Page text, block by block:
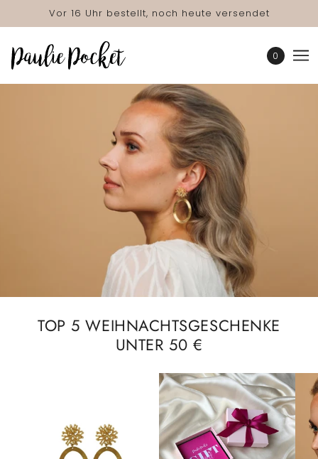
Vor 16 Uhr bestellt, noch heute versendet
0
TOP 5 WEIHNACHTSGESCHENKE
UNTER 50 €